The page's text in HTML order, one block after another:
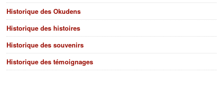
Historique des Okudens
Historique des histoires
Historique des souvenirs
Historique des témoignages